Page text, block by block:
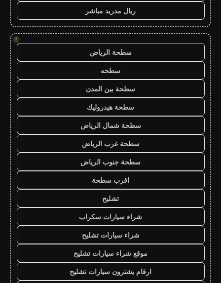
ريال مدريد مباشر
!
سطحة الرياض
سطحه
سطحة بين المدن
سطحة هيدروليك
سطحة شمال الرياض
سطحة غرب الرياض
سطحة جنوب الرياض
اقرب سطحة
تشليح
شراء سيارات سكراب
شراء سيارات تشليح
موقع شراء سيارات تشليح
ارقام يشترون سيارات تشليح